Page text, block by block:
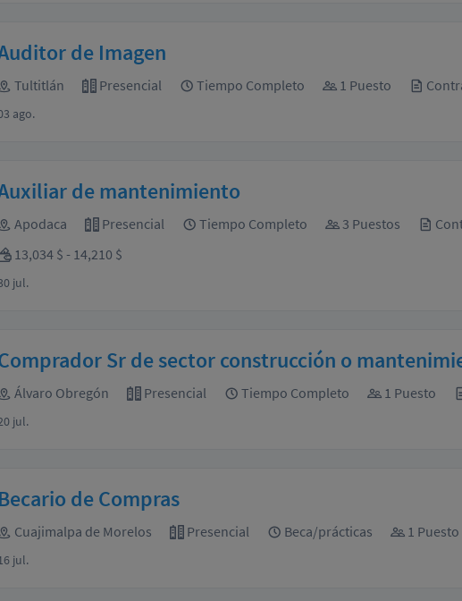
de Imagen
Tultitlán Presencial Tiempo Completo 1 Puesto
ago.
de mantenimiento
Apodaca Presencial Tiempo Completo 3 Puestos
13,034 $ - 14,210 $
jul.
Sr de sector construcción o
Álvaro Obregón Presencial Tiempo Completo 1 Puesto
jul.
Becario de Compras
Cuajimalpa de Morelos Presencial Beca/prácticas 1 Puesto
jul.